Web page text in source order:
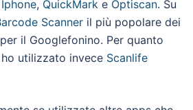
, QuickMark e Optiscan. Su
Scanner il più popolare dei
il Googlefonino. Per quanto
utilizzato invece Scanlife